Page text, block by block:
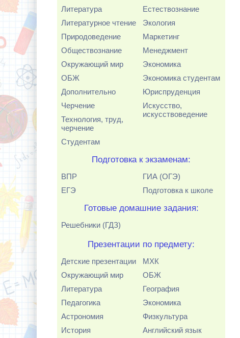
Литература
Литературное чтение
Природоведение
Обществознание
Окружающий мир
ОБЖ
Дополнительно
Черчение
Технология, труд,
черчение
Студентам
Естествознание
Экология
Маркетинг
Менеджмент
Экономика
Экономика студентам
Юриспруденция
Искусство,
искусствоведение
Подготовка к экзаменам:
ВПР
ЕГЭ
ГИА (ОГЭ)
Подготовка к школе
Готовые домашние задания:
Решебники (ГДЗ)
Презентации по предмету:
Детские презентации
Окружающий мир
Литература
Педагогика
Астрономия
История
МХК
ОБЖ
География
Экономика
Физкультура
Английский язык